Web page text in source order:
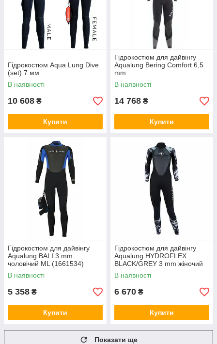
Гідрокостюм Aqua Lung Dive
(set) 7 мм
В наявності
10 608 ₴
Купити
Гідрокостюм для дайвінгу
Aqualung Bering Comfort 6,5
mm
В наявності
14 768 ₴
Купити
Гідрокостюм для дайвінгу
Aqualung BALI 3 mm
чоловічий ML (1661534)
В наявності
5 358 ₴
Купити
Гідрокостюм для дайвінгу
Aqualung HYDROFLEX
BLACK/GREY 3 mm жіночий
В наявності
6 670 ₴
Купити
Показати ще